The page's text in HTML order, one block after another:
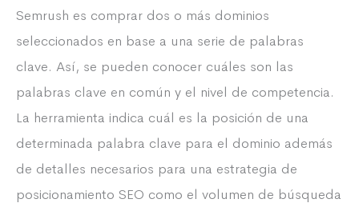
Semrush es comprar dos o más dominios
seleccionados en base a una serie de palabras
clave. Así, se pueden conocer cuáles son las
palabras clave en común y el nivel de competencia.
La herramienta indica cuál es la posición de una
determinada palabra clave para el dominio además
de detalles necesarios para una estrategia de
posicionamiento SEO como el volumen de búsqueda